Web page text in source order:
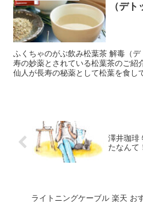
（デ
ふくちゃのがぶ飲み松葉茶 解毒（
寿の妙薬とされている松葉茶のご紹
仙人が長寿の秘薬として松葉を食し
澤井珈琲
たなんて
ライトニングケーブル 楽天 お